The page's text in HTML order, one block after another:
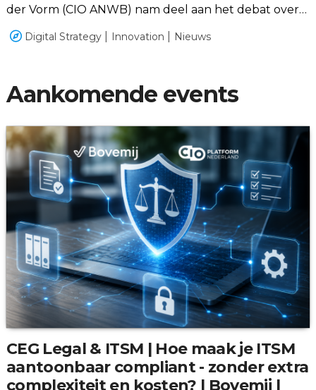
der Vorm (CIO ANWB) nam deel aan het debat over
digitalisering.
Digital Strategy Innovation Nieuws
Aankomende events
CEG Legal & ITSM | Hoe maak je ITSM
aantoonbaar compliant - zonder extra
complexiteit en kosten? | Bovemij |